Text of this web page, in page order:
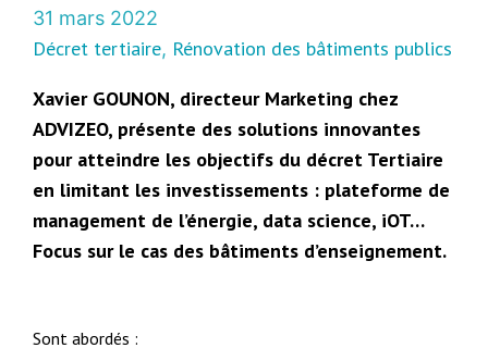
31 mars 2022
Décret tertiaire, Rénovation des bâtiments publics
Xavier GOUNON, directeur Marketing chez
ADVIZEO, présente des solutions innovantes
pour atteindre les objectifs du décret Tertiaire
en limitant les investissements : plateforme de
management de l’énergie, data science, iOT…
Focus sur le cas des bâtiments d’enseignement.
Sont abordés :